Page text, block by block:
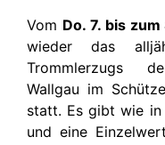
Vom Do. 7. bis
wieder das
Trommlerzugs
Wallgau im
statt. Es gibt wie in
und eine